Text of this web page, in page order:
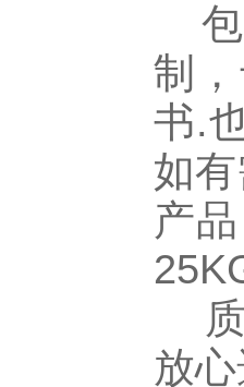
包
制
书.
如
产
质
放